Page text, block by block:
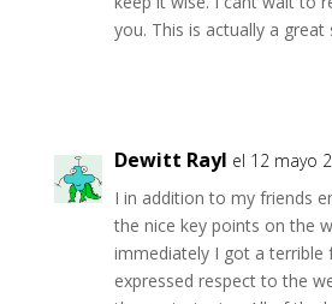
you. This is actually a great
Dewitt Rayl el 12 mayo
I in addition to my friends
the nice key points on the
immediately I got a terrible
expressed respect to the